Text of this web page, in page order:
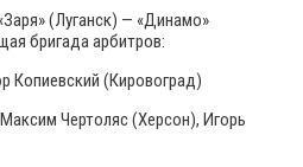
(Луганск) — «Динамо»
бригада арбитров:
Копиевский (Кировоград)
Чертоляс (Херсон), Игорь